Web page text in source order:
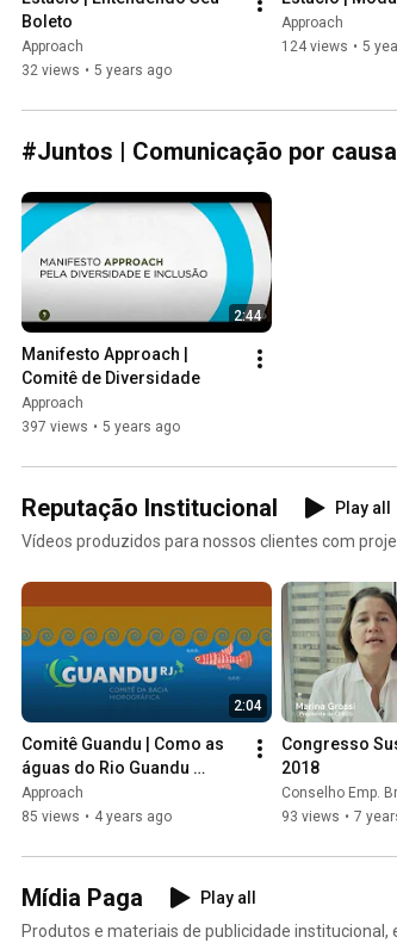
Boleto
Approach
32 views • 5 years ago
Approach
124 views • 5
#Juntos | Comunicação por
2:44
Manifesto Approach |
Comitê de Diversidade
Approach
397 views • 5 years ago
Reputação Institucional
Play all
Vídeos produzidos para nossos clientes com
2:04
Comitê Guandu | Como as
águas do Rio Guandu
chegam na sua casa
Approach
85 views • 4 years ago
Congresso
2018
Conselho Emp. Brasileiro para o
93 views • 7
Mídia Paga
Play all
Produtos e materiais de publicidade